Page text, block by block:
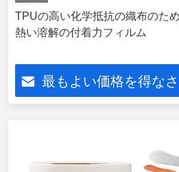
TPUの高い化学抵抗の織布のた
熱い溶解の付着力フィルム
最もよい価格を得な